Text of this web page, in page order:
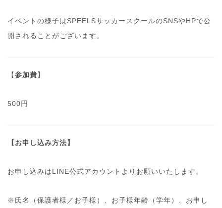
イベントの様子はSPEELSサッカースクールのSNSやHPで公
開されることがございます。
【参加費】
500円
【お申し込み方法】
お申し込みはLINE公式アカウントよりお願いいたします。
※氏名（保護者様／お子様）、お子様年齢（学年）、お申し